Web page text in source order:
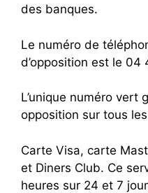
des banques.
Le numéro de
d’opposition est le 04
L’unique numéro vert
opposition sur tous
Carte Visa, carte
et Diners Club. Ce
heures sur 24 et 7